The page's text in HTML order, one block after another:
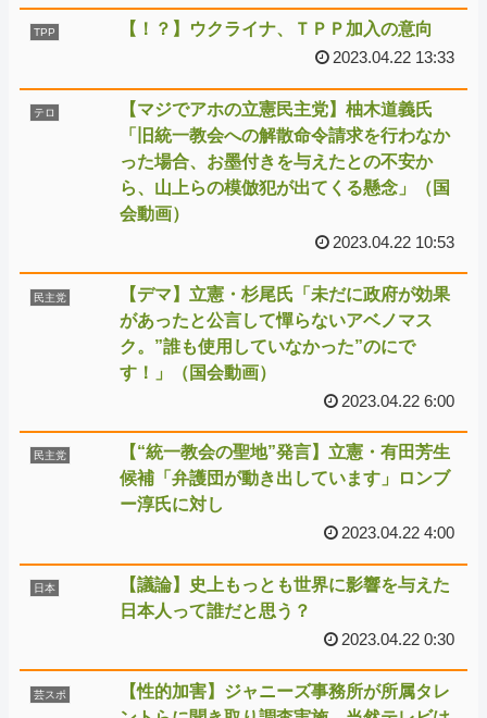
TPP
【！？】ウクライナ、ＴＰＰ加入の意向
2023.04.22 13:33
テロ
【マジでアホの立憲民主党】柚木道義氏
「旧統一教会への解散命令請求を行わなか
った場合、お墨付きを与えたとの不安か
ら、山上らの模倣犯が出てくる懸念」（国
会動画）
2023.04.22 10:53
民主党
【デマ】立憲・杉尾氏「未だに政府が効果
があったと公言して憚らないアベノマス
ク。”誰も使用していなかった”のにで
す！」（国会動画）
2023.04.22 6:00
民主党
【“統一教会の聖地”発言】立憲・有田芳生
候補「弁護団が動き出しています」ロンブ
ー淳氏に対し
2023.04.22 4:00
日本
【議論】史上もっとも世界に影響を与えた
日本人って誰だと思う？
2023.04.22 0:30
芸スポ
【性的加害】ジャニーズ事務所が所属タレ